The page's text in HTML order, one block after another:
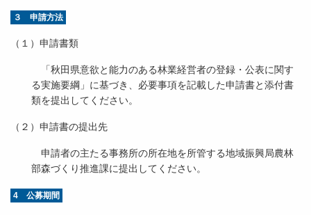
３ 申請方法
（１）申請書類
「秋田県意欲と能力のある林業経営者の登録・公表に関す
る実施要綱」に基づき、必要事項を記載した申請書と添付書
類を提出してください。
（２）申請書の提出先
申請者の主たる事務所の所在地を所管する地域振興局農林
部森づくり推進課に提出してください。
4 公募期間